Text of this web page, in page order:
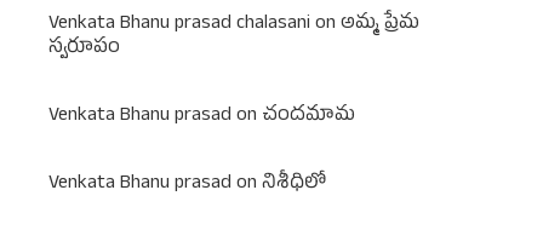
Venkata Bhanu prasad chalasani on అమ్మ ప్రేమ
స్వరూపం
Venkata Bhanu prasad on చందమామ
Venkata Bhanu prasad on నిశీధిలో